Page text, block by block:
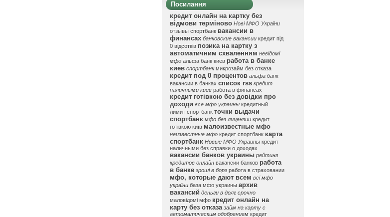
Посилання
кредит онлайн на картку без
відмови терміново Нові МФО України
отзывы спортбанк вакансии в
финансах банковские вакансии кредит під
0 відсотків позика на картку з
автоматичним схваленням невідомі
мфо альфа банк киев работа в банке
киев спортбанк микрозайм без отказа
кредит под 0 процентов альфа банк
вакансии в банках список rss кредит
наличными киев работа в финансах
кредит готівкою без довідки про
доходи все мфо украины кредитный
лимит спортбанк точки выдачи
спортбанк мфо без лицензии кредит
готівкою київ малоизвестные мфо
неизвестные мфо кредит спортбанк карта
спортбанк Новые МФО Украины кредит
наличными без справки о доходах
вакансии банков украины рейтинг
кредитов онлайн вакансии банков работа
в банке гроші в борг работа в страховании
мфо, которые дают всем всі мфо
україни база мфо украины архив
вакансий деньги в долг срочно
маловідомі мфо кредит онлайн на
карту без отказа займ на карту с
автоматическим одобрением кредит